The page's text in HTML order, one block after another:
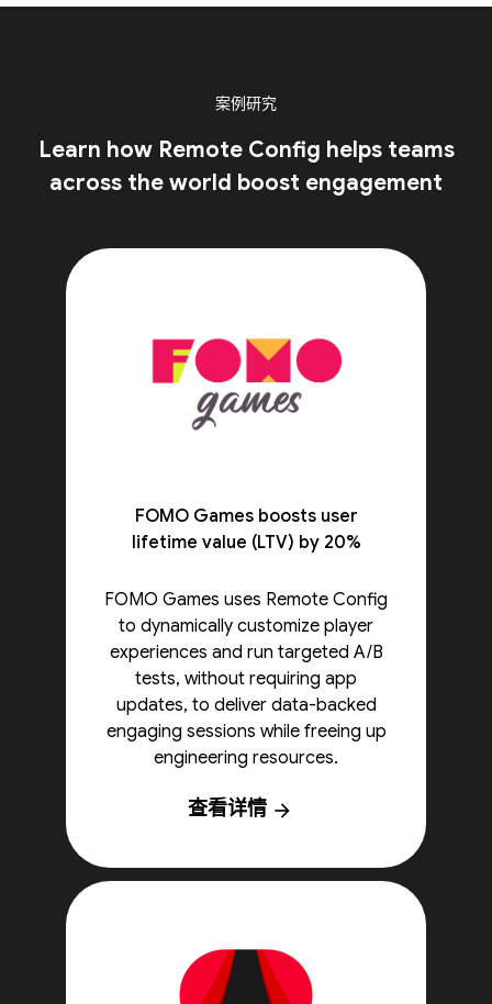
案例研究
Learn how Remote Config helps teams
across the world boost engagement
FOMO Games boosts user
lifetime value (LTV) by 20%
FOMO Games uses Remote Config
to dynamically customize player
experiences and run targeted A/B
tests, without requiring app
updates, to deliver data-backed
engaging sessions while freeing up
engineering resources.
查看详情 arrow_forward